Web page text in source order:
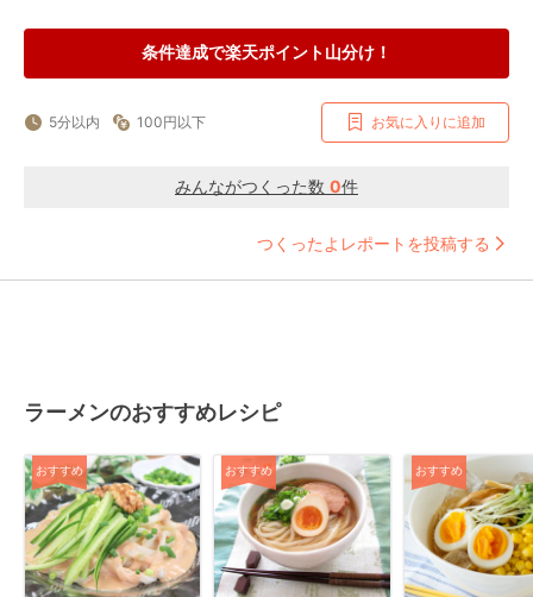
条件達成で楽天ポイント山分け！
5分以内 100円以下 お気に入りに追加
みんながつくった数 0件
つくったよレポートを投稿する
ラーメンのおすすめレシピ
おすすめ おすすめ おすすめ